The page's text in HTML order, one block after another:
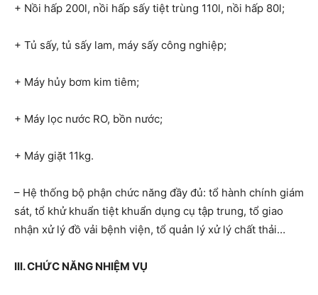
+ Nồi hấp 200l, nồi hấp sấy tiệt trùng 110l, nồi hấp 80l;
+ Tủ sấy, tủ sấy lam, máy sấy công nghiệp;
+ Máy hủy bơm kim tiêm;
+ Máy lọc nước RO, bồn nước;
+ Máy giặt 11kg.
– Hệ thống bộ phận chức năng đầy đủ: tổ hành chính giám
sát, tổ khử khuẩn tiệt khuẩn dụng cụ tập trung, tổ giao
nhận xử lý đồ vải bệnh viện, tổ quản lý xử lý chất thải…
III. CHỨC NĂNG NHIỆM VỤ